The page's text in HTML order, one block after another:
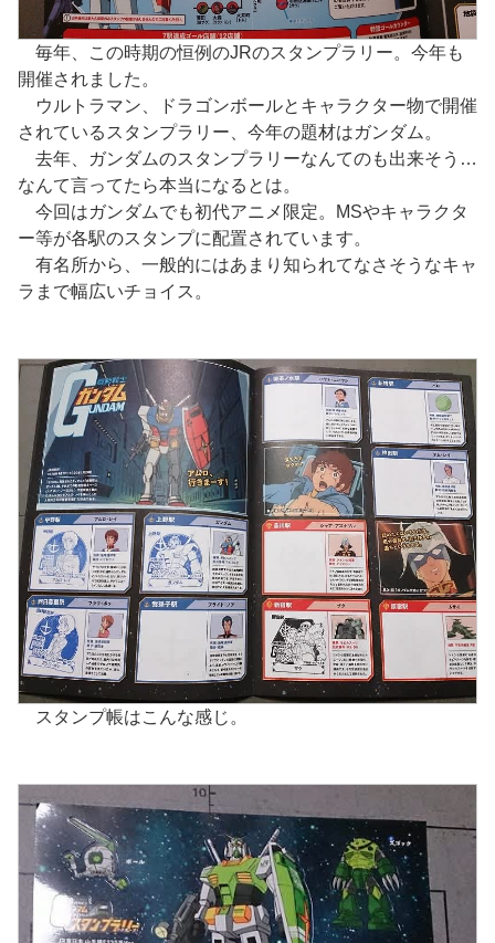
毎年、この時期の恒例のJRのスタンプラリー。今年も
開催されました。
ウルトラマン、ドラゴンボールとキャラクター物で開催
されているスタンプラリー、今年の題材はガンダム。
去年、ガンダムのスタンプラリーなんてのも出来そう…
なんて言ってたら本当になるとは。
今回はガンダムでも初代アニメ限定。MSやキャラクタ
ー等が各駅のスタンプに配置されています。
有名所から、一般的にはあまり知られてなさそうなキャ
ラまで幅広いチョイス。
スタンプ帳はこんな感じ。